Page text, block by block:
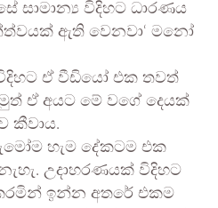
සාමාන්‍ය විදිහට ධාරණය
ඇති වෙනවා‘ මනෝ
ඒ වීඩියෝ එක තවත්
ඒ අයට මේ වගේ දෙයක්
කීවාය.
හැම දේකටම එක
උදාහරණයක් විදිහට
ඉන්න අතරේ එකම